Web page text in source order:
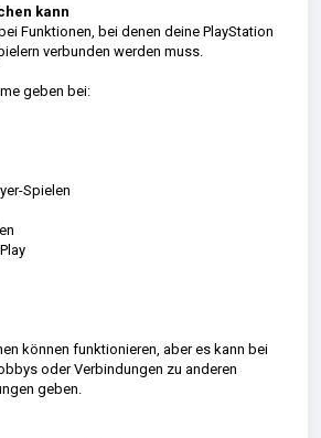
kann
Funktionen, bei denen deine PlayStation
verbunden werden muss.
geben bei:
Spielen
können funktionieren, aber es kann bei
oder Verbindungen zu anderen
geben.